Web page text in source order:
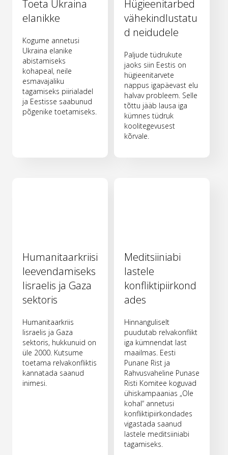
Toeta Ukraina
elanikke
Kogume annetusi
Ukraina elanike
abistamiseks
kohapeal, neile
esmavajaliku
tagamiseks piirialadel
ja Eestisse saabunud
põgenike toetamiseks.
Hügieenitarbed
vähekindlustatu
d neidudele
Paljude tüdrukute
jaoks siin Eestis on
hügieenitarvete
nappus igapäevast elu
halvav probleem. Selle
tõttu jääb lausa iga
kümnes tüdruk
koolitegevusest
kõrvale.
Humanitaarkriisi
leevendamiseks
Iisraelis ja Gaza
sektoris
Humanitaarkriis
Iisraelis ja Gaza
sektoris, hukkunuid on
üle 2000. Kutsume
toetama relvakonfliktis
kannatada saanud
inimesi.
Meditsiiniabi
lastele
konfliktipiirkond
ades
Hinnanguliselt
puudutab relvakonflikt
iga kümnendat last
maailmas. Eesti
Punane Rist ja
Rahvusvaheline Punase
Risti Komitee koguvad
ühiskampaanias „Ole
kohal“ annetusi
konfliktipiirkondades
vigastada saanud
lastele meditsiiniabi
tagamiseks.